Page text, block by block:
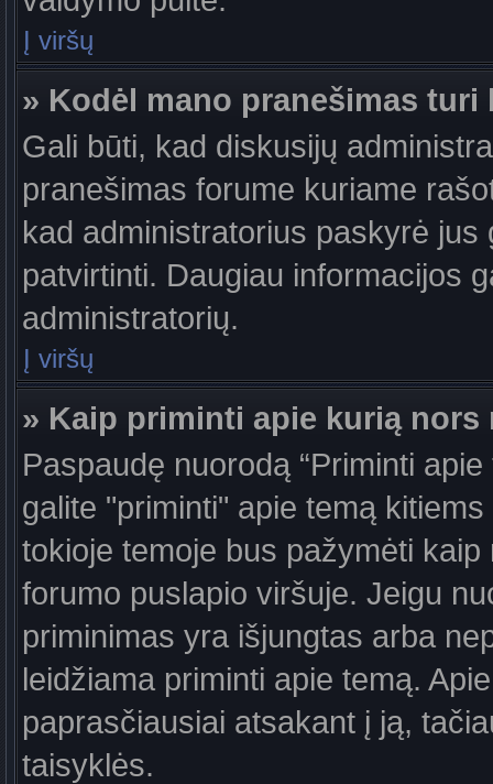
Į viršų
» Kodėl mano pranešimas
Gali būti, kad diskusijų
pranešimas forume kuriame
kad administratorius paskyrė
patvirtinti. Daugiau informacijos
administratorių.
Į viršų
» Kaip priminti apie kurią nors
Paspaudę nuorodą “Priminti
galite "priminti" apie temą
tokioje temoje bus pažymėti
forumo puslapio viršuje. Jeigu
priminimas yra išjungtas arba
leidžiama priminti apie temą.
paprasčiausiai atsakant į ją,
taisyklės.